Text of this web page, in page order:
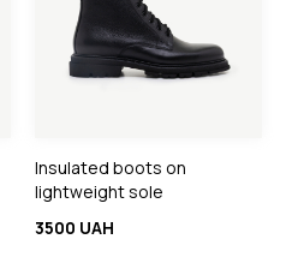
Insulated boots on
lightweight sole
3500 UAH